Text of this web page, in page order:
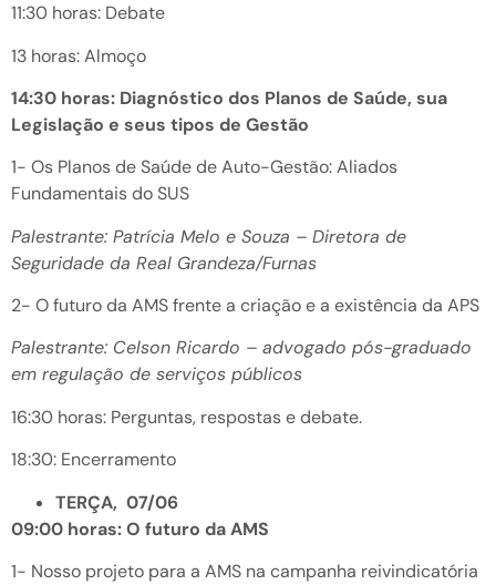
11:30 horas: Debate
13 horas: Almoço
14:30 horas: Diagnóstico dos Planos de Saúde, sua
Legislação e seus tipos de Gestão
1- Os Planos de Saúde de Auto-Gestão: Aliados
Fundamentais do SUS
Palestrante: Patrícia Melo e Souza – Diretora de
Seguridade da Real Grandeza/Furnas
2- O futuro da AMS frente a criação e a existência da APS
Palestrante: Celson Ricardo – advogado pós-graduado
em regulação de serviços públicos
16:30 horas: Perguntas, respostas e debate.
18:30: Encerramento
TERÇA, 07/06
09:00 horas: O futuro da AMS
1- Nosso projeto para a AMS na campanha reivindicatória